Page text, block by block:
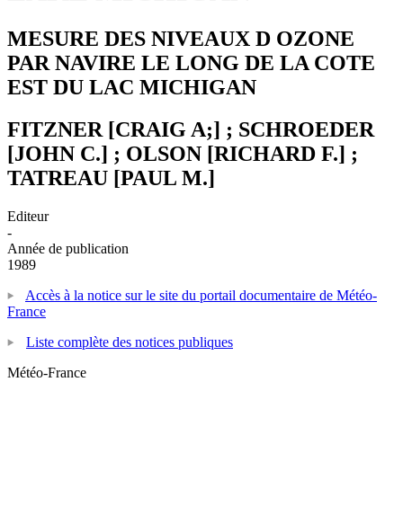
MESURE DES NIVEAUX D OZONE
PAR NAVIRE LE LONG DE LA COTE
EST DU LAC MICHIGAN
FITZNER [CRAIG A;] ; SCHROEDER
[JOHN C.] ; OLSON [RICHARD F.] ;
TATREAU [PAUL M.]
Editeur
-
Année de publication
1989
Accès à la notice sur le site du portail documentaire de Météo-
France
Liste complète des notices publiques
Météo-France